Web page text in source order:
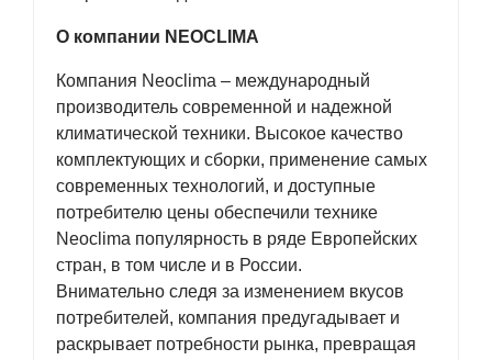
О компании NEOCLIMA
Компания Neoclima – международный
производитель современной и надежной
климатической техники. Высокое качество
комплектующих и сборки, применение самых
современных технологий, и доступные
потребителю цены обеспечили технике
Neoclima популярность в ряде Европейских
стран, в том числе и в России.
Внимательно следя за изменением вкусов
потребителей, компания предугадывает и
раскрывает потребности рынка, превращая